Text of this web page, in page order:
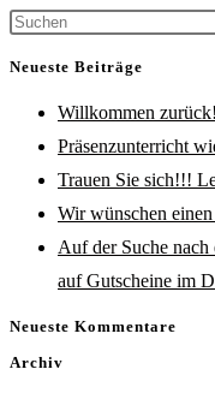
Neueste Beiträge
Willkommen zurück!
Präsenzunterricht
Trauen Sie sich!!!
Wir wünschen
Auf der Suche nach
auf Gutscheine im
Neueste Kommentare
Archiv